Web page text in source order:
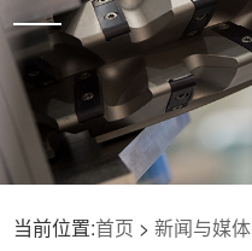
当前位置:首页 >新闻与媒体